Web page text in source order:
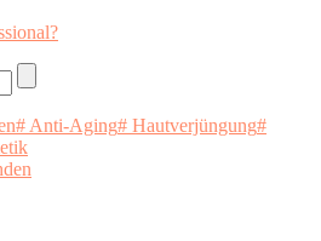
# Anti-Aging# Hautverjüngung#